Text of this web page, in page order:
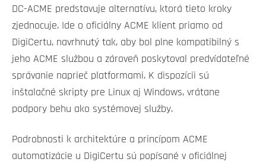
DC-ACME predstavuje alternatívu, ktorá tieto kroky
zjednocuje. Ide o oficiálny ACME klient priamo od
DigiCertu, navrhnutý tak, aby bol plne kompatibilný s
jeho ACME službou a zároveň poskytoval predvídateľné
správanie naprieč platformami. K dispozícii sú
inštalačné skripty pre Linux aj Windows, vrátane
podpory behu ako systémovej služby.
Podrobnosti k architektúre a princípom ACME
automatizácie u DigiCertu sú popísané v oficiálnej